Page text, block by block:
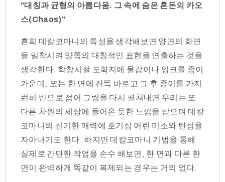
"대칭과 균형의 아름다움. 그 속에 숨은 혼돈의 카오
스(Chaos)"
흔희 데칼코마니의 특성을 생각해보면 양면의 화면
을 밀착시켜 양쪽의 대칭적인 표현을 연출하는 것을
생각한다. 학창시절 도화지에 물감이나 잉크를 종이
가운데, 또는 한 면에 잔뜩 바르고 그 후 종이를 가지
런히 반으로 접어 그림을 다시 펼쳐내면 우리는 또
다른 차원의 세상에 들어온 듯한 느낌을 받으며 데칼
코마니의 신기한 매력에 호기심 어린 미소와 탄성을
자아내기도 한다. 하지만 데칼코마니 기법을 통해
실제로 간단한 작업을 손수 해보면, 한 면과 다른 한
면이 완벽하게 똑같이 복제되는 경우는 거의 없다.